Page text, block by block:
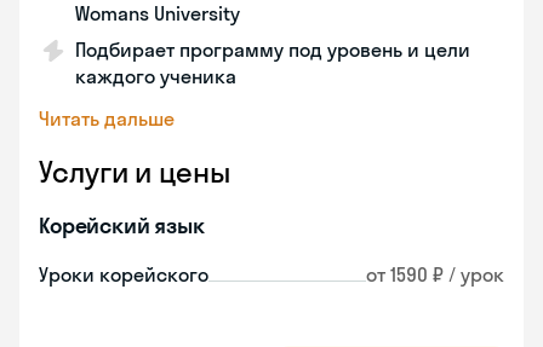
Womans University
Подбирает программу под уровень и цели
каждого ученика
Читать дальше
Услуги и цены
Корейский язык
Уроки корейского от 1590 ₽ / урок